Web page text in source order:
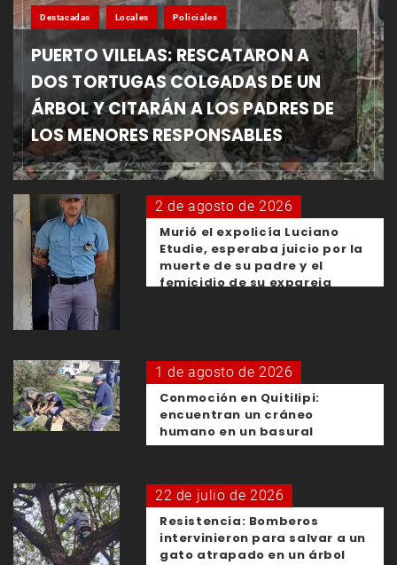
Destacadas Locales Policiales
PUERTO VILELAS: RESCATARON A
DOS TORTUGAS COLGADAS DE UN
ÁRBOL Y CITARÁN A LOS PADRES DE
LOS MENORES RESPONSABLES
2 de agosto de 2026
Murió el expolicía Luciano
Etudie, esperaba juicio por la
muerte de su padre y el
femicidio de su expareja
1 de agosto de 2026
Conmoción en Quitilipi:
encuentran un cráneo
humano en un basural
22 de julio de 2026
Resistencia: Bomberos
intervinieron para salvar a un
gato atrapado en un árbol